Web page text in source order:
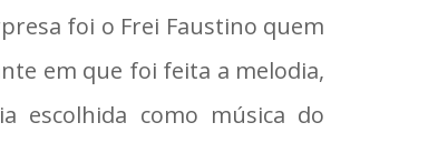
foi o Frei Faustino quem
em que foi feita a melodia,
escolhida como música do